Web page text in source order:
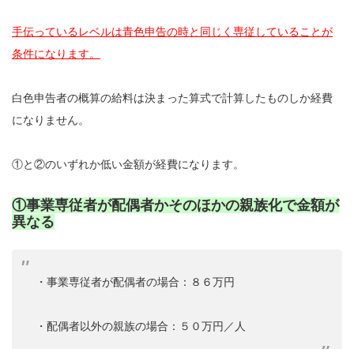
手伝っているレベルは青色申告の時と同じく専従していることが
条件になります。
白色申告者の概算の給料は決まった算式で計算したものしか経費
になりません。
①と②のいずれか低い金額が経費になります。
①事業専従者が配偶者かそのほかの親族化で金額が
異なる
・事業専従者が配偶者の場合：８６万円
・配偶者以外の親族の場合：５０万円／人